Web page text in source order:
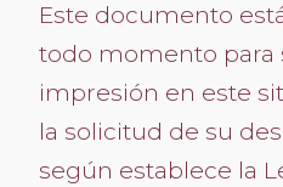
Este documento
todo momento para
impresión en este
la solicitud de su
según establece la